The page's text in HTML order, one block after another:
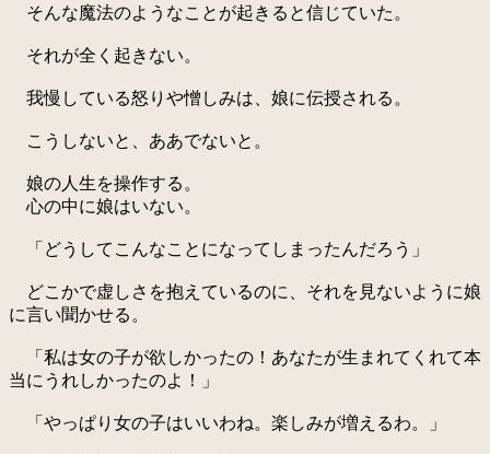
そんな魔法のようなことが起きると信じていた。
それが全く起きない。
我慢している怒りや憎しみは、娘に伝授される。
こうしないと、ああでないと。
娘の人生を操作する。
心の中に娘はいない。
「どうしてこんなことになってしまったんだろう」
どこかで虚しさを抱えているのに、それを見ないように娘
に言い聞かせる。
「私は女の子が欲しかったの！あなたが生まれてくれて本
当にうれしかったのよ！」
「やっぱり女の子はいいわね。楽しみが増えるわ。」